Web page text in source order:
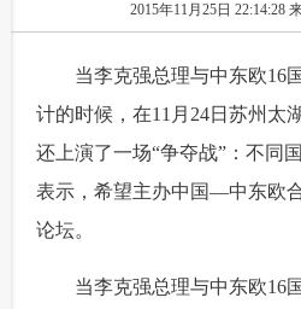
体育
时尚 思客
港澳 台湾
科技 能源
2015年11月25日 22:14:28
当李克强总理与中东欧16
计的时候，在11月24日苏州太
还上演了一场“争夺战”：不同
表示，希望主办中国—中东欧
论坛。
当李克强总理与中东欧16